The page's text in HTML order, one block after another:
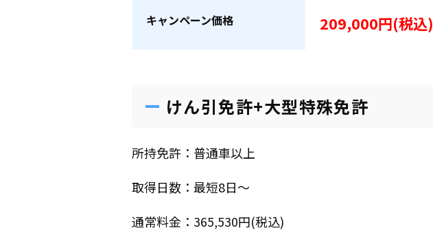
キャンペーン価格 209,000円(税込)
けん引免許+大型特殊免許
所持免許：普通車以上
取得日数：最短8日～
通常料金：365,530円(税込)